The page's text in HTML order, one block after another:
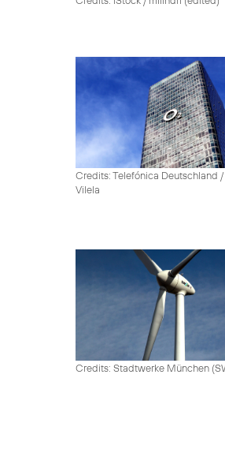
Credits: Telefónica Deutschland /
Vilela
Credits: Stadtwerke München